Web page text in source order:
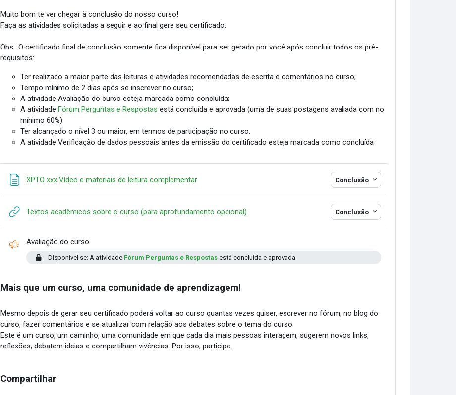
Muito bom te ver chegar à conclusão do nosso curso!
Faça as atividades solicitadas a seguir e ao final gere seu certificado.
Obs.: O certificado final de conclusão somente fica disponível para ser gerado por você após concluir todos os pré-
requisitos:
Ter realizado a maior parte das leituras e atividades recomendadas de escrita e comentários no curso;
Tempo mínimo de 2 dias após se inscrever no curso;
A atividade Avaliação do curso esteja marcada como concluída;
A atividadeFórum Perguntas e Respostas está concluída e aprovada (uma de suas postagens avaliada com no
mínimo 60%).
Ter alcançado o nível 3 ou maior, em termos de participação no curso.
A atividade Verificação de dados pessoais antes da emissão do certificado esteja marcada como concluída
XPTO xxx Vídeo e materiais de leitura complementarPágina Conclusão
Textos acadêmicos sobre o curso (para aprofundamento opcional) Conclusão
Avaliação do curso
Disponível se: A atividade Fórum Perguntas e Respostasestá concluída e aprovada.
Mais que um curso, uma comunidade de aprendizagem!
Mesmo depois de gerar seu certificado poderá voltar ao curso quantas vezes quiser, escrever no fórum, no blog do
curso, fazer comentários e se atualizar com relação aos debates sobre o tema do curso.
Este é um curso, um caminho, uma comunidade em que cada dia mais pessoas interagem, sugerem novos links,
reflexões, debatem ideias e compartilham vivências. Por isso, participe.
Compartilhar